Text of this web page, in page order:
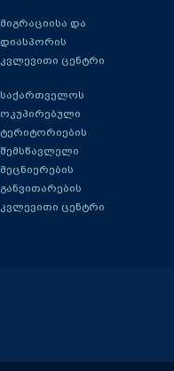
მიგრაციისა და
დიასპორის
კვლევითი ცენტრი
საქართველოს
ოკუპირებული
ტერიტორიების
შემსწავლელი
მეცნიერების
განვითარების
კვლევითი ცენტრი